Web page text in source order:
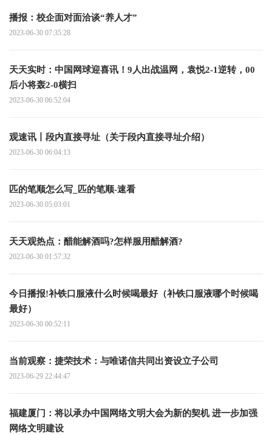
播报：校企面对面洽谈“养人才”
2023-06-30 07:35:28
天天实时：中国网球迎喜讯！9人出战温网，袁悦2-1逆转，00
后小将轰2-0横扫
2023-06-30 06:52:04
观速讯丨段内直接寻址（关于段内直接寻址介绍）
2023-06-30 06:04:13
匹的笔顺怎么写_匹的笔顺-速看
2023-06-30 05:03:01
天天观热点：醋能解酒吗?怎样服用醋解酒?
2023-06-30 01:57:32
今日播报!补铁口服液什么时候喝最好（补铁口服液哪个时候喝
最好）
2023-06-30 00:52:11
当前观察：捷荣技术：与唯诺信共同出资设立子公司
2023-06-29 22:44:47
福建厦门：将以承办中国网络文明大会为新的契机 进一步加强
网络文明建设